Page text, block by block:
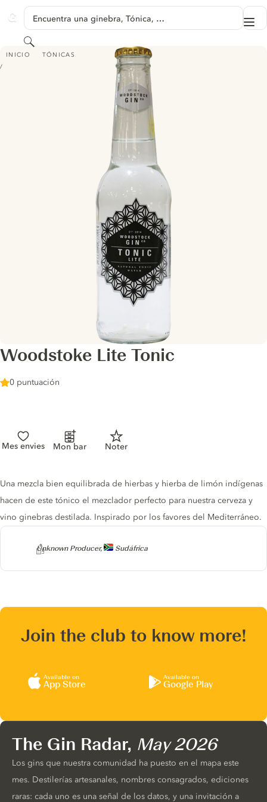
GINVENTORY
Encuentra una ginebra, Tónica, …
Buscar
INICIO TÓNICAS
WOODSTOKE LITE TONIC
Woodstoke Lite Tonic
0 puntuación
Mes envies Mon bar Noter
Producer
Unknown Producer, Sudáfrica
Tonic description
Una mezcla bien equilibrada de hierbas y hierba de limón indígenas
hacen de este tónico el mezclador perfecto para nuestra cerveza y
vino ginebras destilada. Inspirado por los favores del Mediterráneo.
Join the club to know more!
Available on
App Store
Available on
Google Play
The Gin Radar, May 2026
Los gins que nuestra comunidad ha puesto en el mapa este
mes. Destilerías artesanales, nombres consagrados, ediciones
raras: cada uno es una señal de los datos, y una invitación a